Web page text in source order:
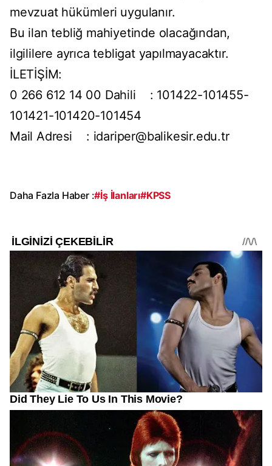
mevzuat hükümleri uygulanır.
Bu ilan tebliğ mahiyetinde olacağından,
ilgililere ayrıca tebligat yapılmayacaktır.
İLETİŞİM:
0 266 612 14 00 Dahili : 101422-101455-
101421-101420-101454
Mail Adresi : idariper@balikesir.edu.tr
Daha Fazla Haber :#İş İlanları#KPSS